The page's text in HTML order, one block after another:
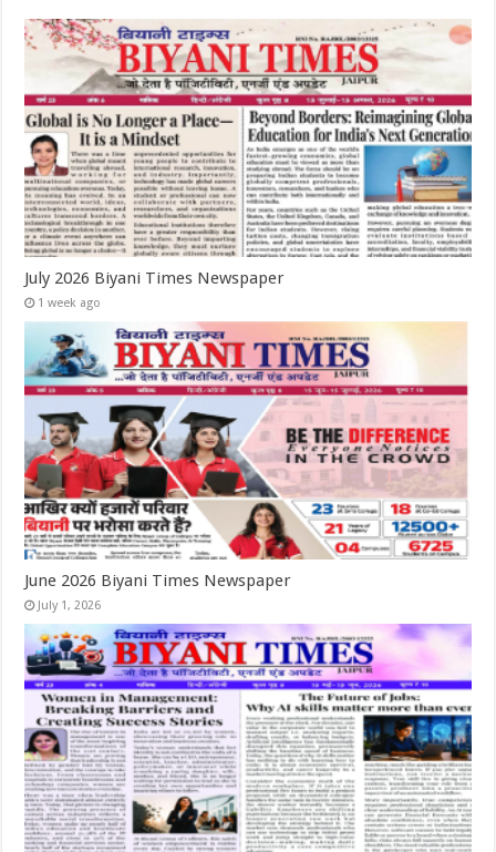
July 2026 Biyani Times Newspaper
1 week ago
June 2026 Biyani Times Newspaper
July 1, 2026